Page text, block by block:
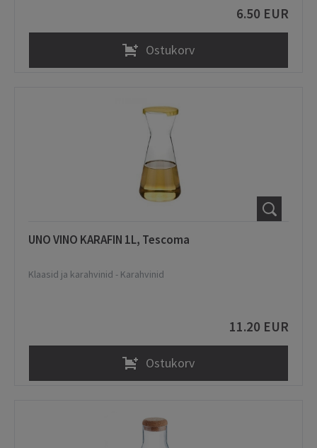
6.50 EUR
Ostukorv
UNO VINO KARAFIN 1L, Tescoma
Klaasid ja karahvinid - Karahvinid
11.20 EUR
Ostukorv